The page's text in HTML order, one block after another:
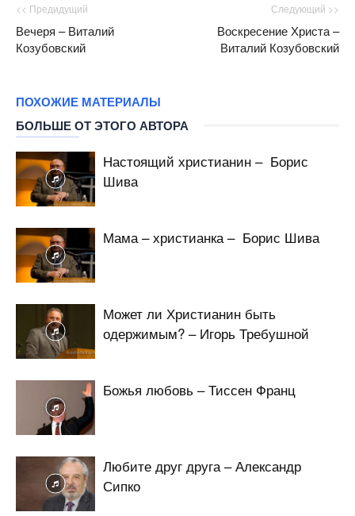
<< Предидущий
Вечеря – Виталий
Козубовский
Следующий >>
Воскресение Христа –
Виталий Козубовский
ПОХОЖИЕ МАТЕРИАЛЫ
БОЛЬШЕ ОТ ЭТОГО АВТОРА
Настоящий христианин – Борис
Шива
Мама – христианка – Борис Шива
Может ли Христианин быть
одержимым? – Игорь Требушной
Божья любовь – Тиссен Франц
Любите друг друга – Александр
Сипко